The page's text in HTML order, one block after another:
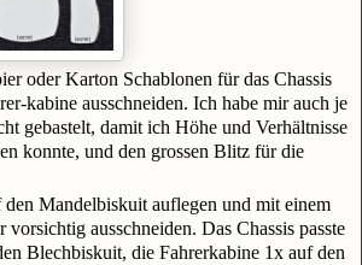
oder Karton Schablonen für das Chassis
kabine ausschneiden. Ich habe mir auch je
gebastelt, damit ich Höhe und Verhältnisse
konnte, und den grossen Blitz für die
den Mandelbiskuit auflegen und mit einem
vorsichtig ausschneiden. Das Chassis passte
Blechbiskuit, die Fahrerkabine 1x auf den